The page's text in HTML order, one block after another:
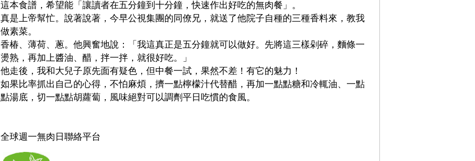
這本食譜，希望能「讓讀者在五分鐘到十分鐘，快速作出好吃的無肉餐」。
真是上帝幫忙。說著說著，今早公視集團的同僚兄，就送了他院子自種的三種香料來，教我
做素菜。
香椿、薄荷、蔥。他興奮地說：「我這真正是五分鐘就可以做好。先將這三樣剁碎，麵條一
燙熟，再加上醬油、醋，拌一拌，就很好吃。」
他走後，我和大兒子原先面有疑色，但中餐一試，果然不差！有它的魅力！
如果比率抓出自己的心得，不怕麻煩，擠一點檸檬汁代替醋，再加一點點糖和冷輒油、一點
點湯底，切一點點胡蘿蔔，風味絕對可以調劑平日吃慣的食風。
全球週一無肉日聯絡平台